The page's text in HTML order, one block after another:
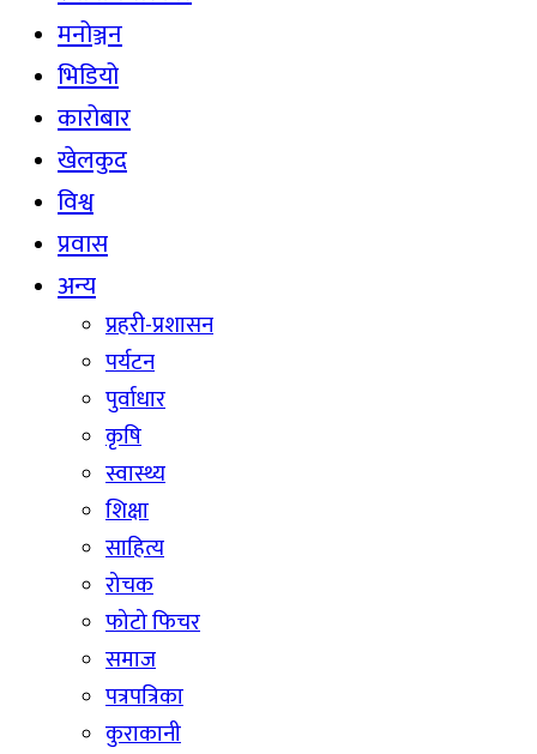
मनोञ्जन
भिडियो
कारोबार
खेलकुद
विश्व
प्रवास
अन्य
प्रहरी-प्रशासन
पर्यटन
पुर्वाधार
कृषि
स्वास्थ्य
शिक्षा
साहित्य
रोचक
फोटो फिचर
समाज
पत्रपत्रिका
कुराकानी